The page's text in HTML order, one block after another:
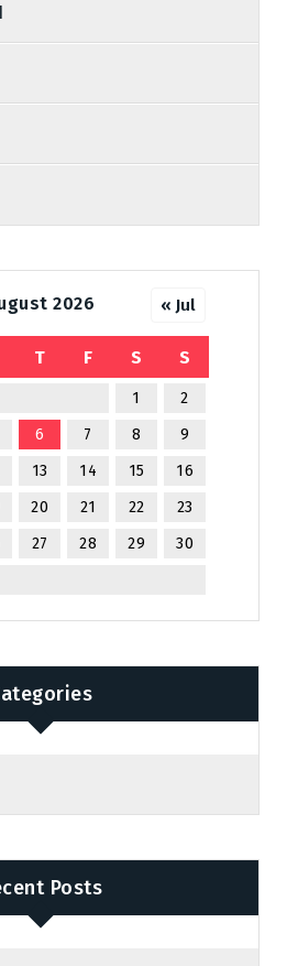
2026
T F S S
1
2
6 7 8
9
13 14 15
16
20 21 22
23
27 28 29
30
« Jul
Posts